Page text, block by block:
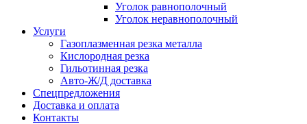
Уголок равнополочный
Уголок неравнополочный
Услуги
Газоплазменная резка металла
Кислородная резка
Гильотинная резка
Авто-Ж/Д доставка
Спецпредложения
Доставка и оплата
Контакты